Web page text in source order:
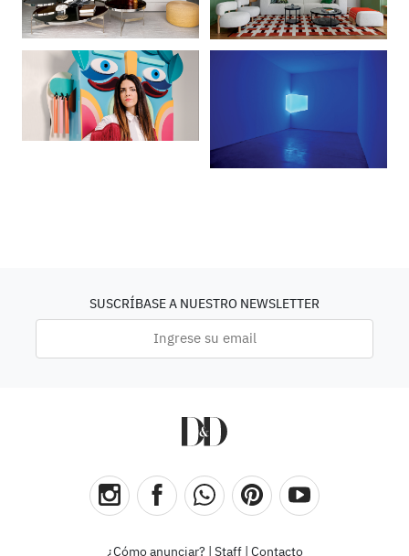
SUSCRÍBASE A NUESTRO NEWSLETTER
¿Cómo anunciar? Staff| Contacto